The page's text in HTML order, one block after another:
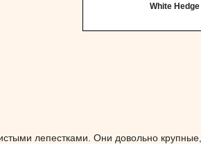
White
лепестками. Они довольно